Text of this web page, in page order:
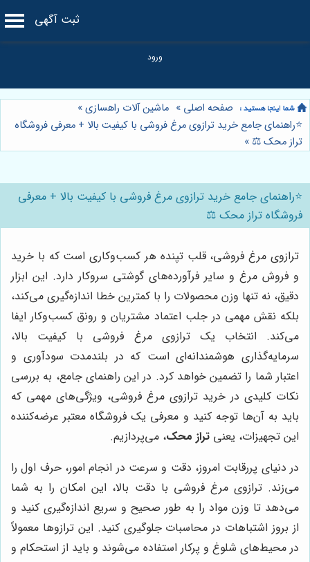
ثبت آگهی
صفحه اصلی » ماشین آلات راهسازی»
⭐️راهنمای جامع خرید ترازوی مرغ فروشی با کیفیت بالا + معرفی فروشگاه
تراز محک ⚖️ »
⭐️راهنمای جامع خرید ترازوی مرغ فروشی با کیفیت بالا + معرفی
فروشگاه تراز محک ⚖️
ترازوی مرغ فروشی، قلب تپنده هر کسب‌وکاری است که با خرید
و فروش مرغ و سایر فرآورده‌های گوشتی سروکار دارد. این ابزار
دقیق، نه تنها وزن محصولات را با کمترین خطا اندازه‌گیری می‌کند،
بلکه نقش مهمی در جلب اعتماد مشتریان و رونق کسب‌وکار ایفا
می‌کند. انتخاب یک ترازوی مرغ فروشی با کیفیت بالا،
سرمایه‌گذاری هوشمندانه‌ای است که در بلندمدت سودآوری و
اعتبار شما را تضمین خواهد کرد. در این راهنمای جامع، به بررسی
نکات کلیدی در خرید ترازوی مرغ فروشی، ویژگی‌های مهمی که
باید به آن‌ها توجه کنید و معرفی یک فروشگاه معتبر عرضه‌کننده
این تجهیزات، یعنی تراز محک، می‌پردازیم.
در دنیای پررقابت امروز، دقت و سرعت در انجام امور، حرف اول را
می‌زند. ترازوی مرغ فروشی با دقت بالا، این امکان را به شما
می‌دهد تا وزن مواد را به طور صحیح و سریع اندازه‌گیری کنید و
از بروز اشتباهات در محاسبات جلوگیری کنید. این ترازوها معمولاً
در محیط‌های شلوغ و پرکار استفاده می‌شوند و باید از استحکام و